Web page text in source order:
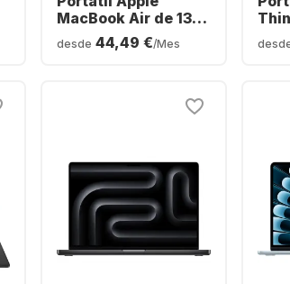
MacBook Air de 13" -
Procesador M5 de
10 núcleos - 16 GB
10 núcleos - Teclado
desde 44,49 €/Mes